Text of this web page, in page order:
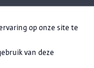
op onze site te
van deze
de